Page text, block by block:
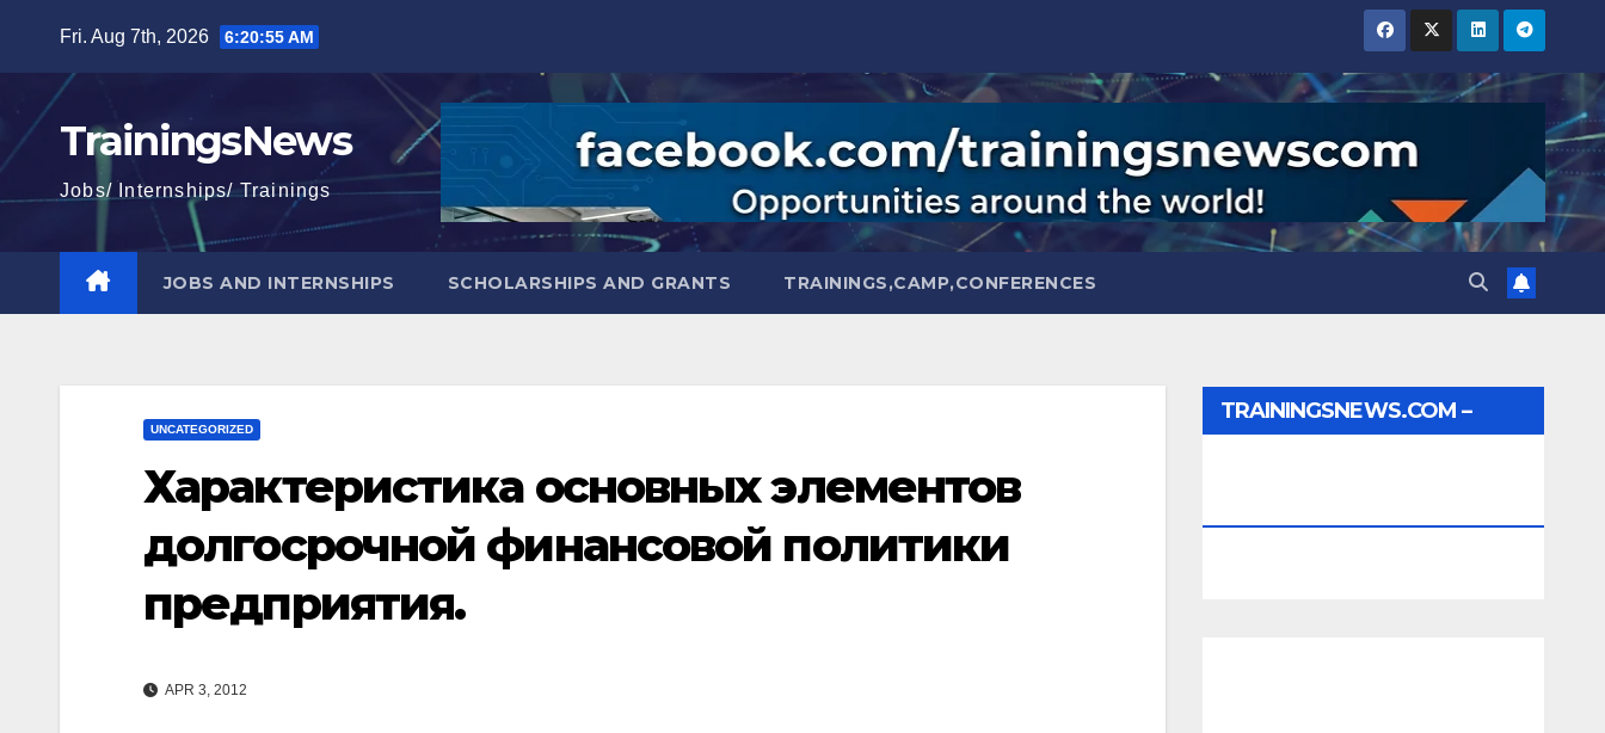
content
Fri. Aug 7th, 2026 6:20:56 AM
TrainingsNews
Jobs/ Internships/ Trainings
JOBS AND INTERNSHIPS SCHOLARSHIPS AND GRANTS TRAININGS,CAMP,CONFERENCES
UNCATEGORIZED
Характеристика основных элементов
долгосрочной финансовой политики
предприятия.
APR 3, 2012
TRAININGSNEWS.COM –